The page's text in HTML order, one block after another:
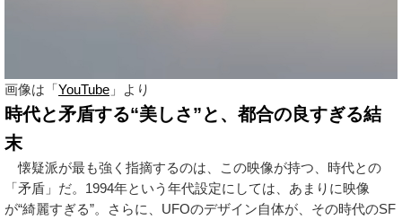
画像は「YouTube 」より
時代と矛盾する“美しさ”と、都合の良すぎる結
末
懐疑派が最も強く指摘するのは、この映像が持つ、時代との
「矛盾」だ。1994年という年代設定にしては、あまりに映像
が“綺麗すぎる”。さらに、UFOのデザイン自体が、その時代のSF